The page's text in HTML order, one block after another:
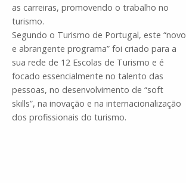
as carreiras, promovendo o trabalho no
turismo.
Segundo o Turismo de Portugal, este “novo
e abrangente programa” foi criado para a
sua rede de 12 Escolas de Turismo e é
focado essencialmente no talento das
pessoas, no desenvolvimento de “soft
skills”, na inovação e na internacionalização
dos profissionais do turismo.